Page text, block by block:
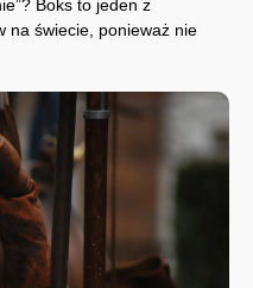
Boks to jeden z
na świecie, ponieważ nie